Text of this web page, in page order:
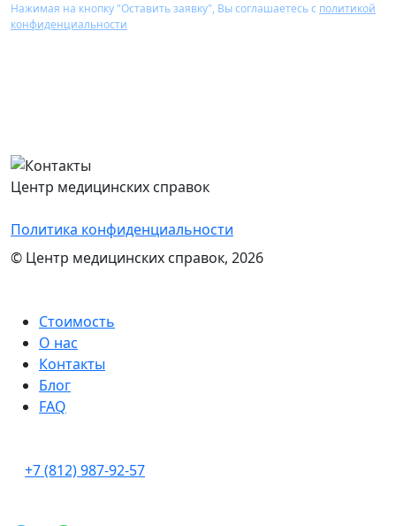
Нажимая на кнопку "Оставить заявку", Вы соглашаетесь с политикой
конфиденциальности
Центр медицинских справок
Политика конфиденциальности
© Центр медицинских справок, 2026
Стоимость
О нас
Контакты
Блог
FAQ
+7 (812) 987-92-57